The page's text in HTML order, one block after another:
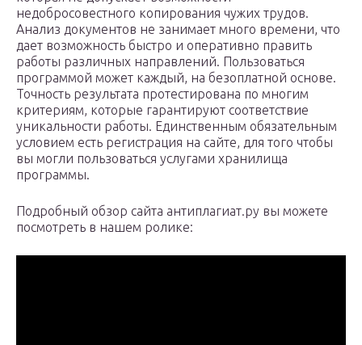
недобросовестного копирования чужих трудов.
Анализ документов не занимает много времени, что
дает возможность быстро и оперативно править
работы различных направлений. Пользоваться
программой может каждый, на безоплатной основе.
Точность результата протестирована по многим
критериям, которые гарантируют соответствие
уникальности работы. Единственным обязательным
условием есть регистрация на сайте, для того чтобы
вы могли пользоваться услугами хранилища
программы.
Подробный обзор сайта антиплагиат.ру вы можете
посмотреть в нашем ролике: